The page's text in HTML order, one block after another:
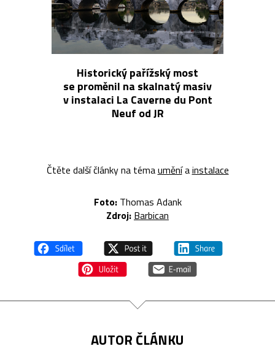
Historický pařížský most
se proměnil na skalnatý masiv
v instalaci La Caverne du Pont
Neuf od JR
Čtěte další články na témauměníainstalace
Foto:Thomas Adank
Zdroj: Barbican
AUTOR ČLÁNKU